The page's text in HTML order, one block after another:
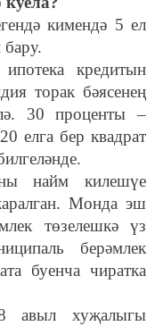
кимендә 5 ел
кредитын
торак бәясенең
30 проценты –
елга бер квадрат
найм килешүе
Монда эш
төзелешкә үз
берәмлек
буенча чиратка
авыл хуҗалыгы